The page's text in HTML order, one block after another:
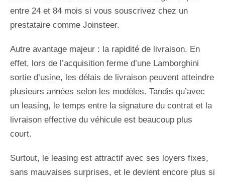
entre 24 et 84 mois si vous souscrivez chez un
prestataire comme Joinsteer.
Autre avantage majeur : la rapidité de livraison. En
effet, lors de l’acquisition ferme d’une Lamborghini
sortie d’usine, les délais de livraison peuvent atteindre
plusieurs années selon les modèles. Tandis qu’avec
un leasing, le temps entre la signature du contrat et la
livraison effective du véhicule est beaucoup plus
court.
Surtout, le leasing est attractif avec ses loyers fixes,
sans mauvaises surprises, et le devient encore plus si